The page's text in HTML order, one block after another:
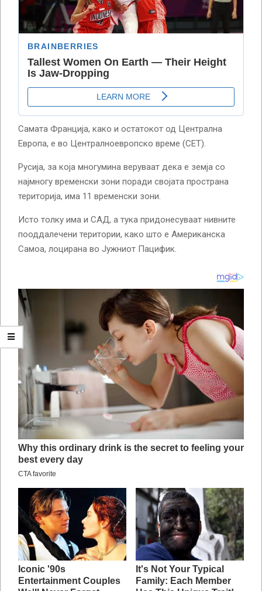
Самата Франција, како и остатокот од Централна
Европа, е во Централноевропско време (CET).
Русија, за која многумина веруваат дека е земја со
најмногу временски зони поради својата пространа
територија, има 11 временски зони.
Исто толку има и САД, а тука придонесуваат нивните
пооддалечени територии, како што е Американска
Самоа, лоцирана во Јужниот Пацифик.